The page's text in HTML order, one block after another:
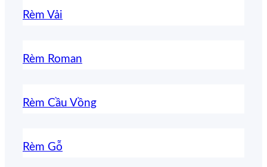
Rèm Vải
Rèm Roman
Rèm Cầu Vồng
Rèm Gỗ